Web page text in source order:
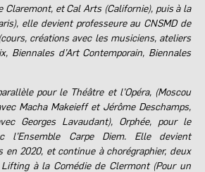
Claremont, et Cal Arts (Californie), puis à la
elle devient professeure au CNSMD de
créations avec les musiciens, ateliers
Biennales d’Art Contemporain, Biennales
pour le Théâtre et l’Opéra, (Moscou
Macha Makeieff et Jérôme Deschamps,
Georges Lavaudant), Orphée, pour le
l’Ensemble Carpe Diem. Elle devient
en 2020, et continue à chorégraphier, deux
à la Comédie de Clermont (Pour un